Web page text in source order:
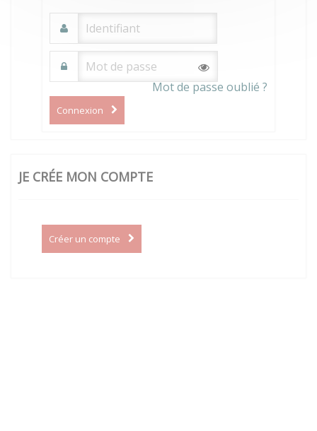
Mot de passe oublié ?
Connexion
JE CRÉE MON COMPTE
Créer un compte